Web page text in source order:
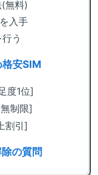
無料)
入手
う
格安SIM
度1位]
制限]
割引]
の質問